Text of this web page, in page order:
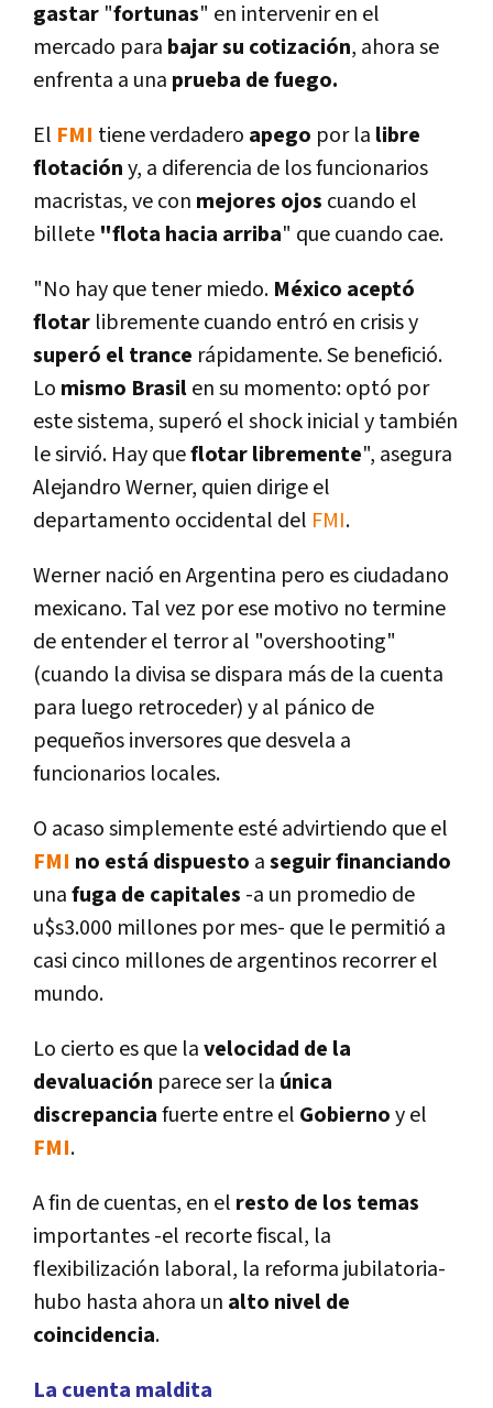
gastar "fortunas" en intervenir en el
mercado para bajar su cotización, ahora se
enfrenta a una prueba de fuego.
El FMI tiene verdadero apego por la libre
flotacióny, a diferencia de los funcionarios
macristas, ve con mejores ojos cuando el
billete "flota hacia arriba" que cuando cae.
"No hay que tener miedo. México aceptó
flotar libremente cuando entró en crisis y
superó el trance rápidamente. Se benefició.
Lo mismo Brasilen su momento: optó por
este sistema, superó el shock inicial y también
le sirvió. Hay queflotar libremente", asegura
Alejandro Werner, quien dirige el
departamento occidental del FMI.
Werner nació en Argentina pero es ciudadano
mexicano. Tal vez por ese motivo no termine
de entender el terror al "overshooting"
(cuando la divisa se dispara más de la cuenta
para luego retroceder) y al pánico de
pequeños inversores que desvela a
funcionarios locales.
O acaso simplemente esté advirtiendo que el
FMI no está dispuesto aseguir financiando
unafuga de capitales -a un promedio de
u$s3.000 millones por mes- que le permitió a
casi cinco millones de argentinos recorrer el
mundo.
Lo cierto es que lavelocidad de la
devaluación parece ser la única
discrepanciafuerte entre el Gobiernoy el
FMI.
A fin de cuentas, en el resto de los temas
importantes -el recorte fiscal, la
flexibilización laboral, la reforma jubilatoria-
hubo hasta ahora un alto nivel de
coincidencia.
La cuenta maldita